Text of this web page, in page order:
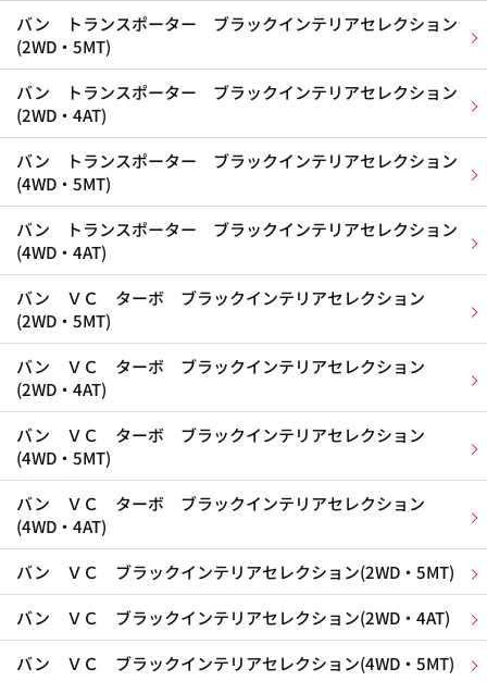
バン トランスポーター ブラックインテリアセレクション
(2WD・5MT)
バン トランスポーター ブラックインテリアセレクション
(2WD・4AT)
バン トランスポーター ブラックインテリアセレクション
(4WD・5MT)
バン トランスポーター ブラックインテリアセレクション
(4WD・4AT)
バン ＶＣ ターボ ブラックインテリアセレクション
(2WD・5MT)
バン ＶＣ ターボ ブラックインテリアセレクション
(2WD・4AT)
バン ＶＣ ターボ ブラックインテリアセレクション
(4WD・5MT)
バン ＶＣ ターボ ブラックインテリアセレクション
(4WD・4AT)
バン ＶＣ ブラックインテリアセレクション(2WD・5MT)
バン ＶＣ ブラックインテリアセレクション(2WD・4AT)
バン ＶＣ ブラックインテリアセレクション(4WD・5MT)